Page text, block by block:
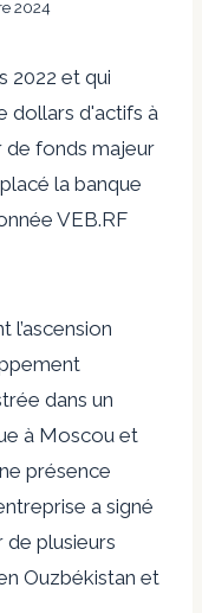
2024
2022 et qui
dollars d'actifs à
de fonds majeur
la banque
VEB.RF
l’ascension
dans un
à Moscou et
présence
a signé
de plusieurs
Ouzbékistan et